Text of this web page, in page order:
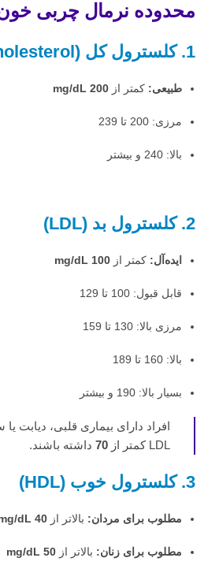
محدوده نرمال چربی
1. کلسترول کل (Total Cholesterol)
طبیعی: کمتر از 200 mg/dL
مرزی: 200 تا 239
بالا: 240 و بیشتر
2. کلسترول بد (LDL)
ایده‌آل: کمتر از 100 mg/dL
قابل قبول: 100 تا 129
مرزی بالا: 130 تا 159
بالا: 160 تا 189
بسیار بالا: 190 و بیشتر
افراد دارای بیماری قلبی، دیابت
LDL کمتر از
70 داشته باشند.
3. کلسترول خوب (HDL)
مطلوب برای مردان: بالاتر از 40 mg/dL
مطلوب برای زنان: بالاتر از 50 mg/dL